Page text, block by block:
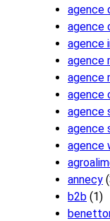
agence
agence
agence
agence
agence
agence
agence
agence
agence
annecy
b2b (1)